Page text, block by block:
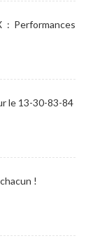
: Performances
le 13-30-83-84
!